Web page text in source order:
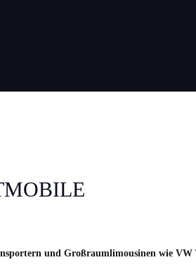
und Großraumlimousinen wie